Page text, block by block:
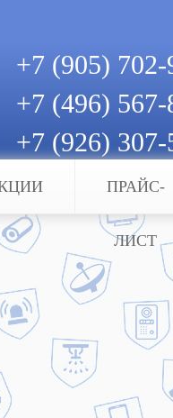
+7 (905)
+7 (496) 567-
+7 (926) 307-
Скачать квитанцию для
ПРАЙС-
ЛИСТ
получите
компании вы
необходимое